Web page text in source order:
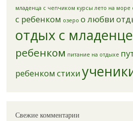
младенца с чепчиком курсы лето на море
с ребенком озеро о любви
отдых с
ребенком питание на отдыхе
ребенкомстихи
Свежие комментарии